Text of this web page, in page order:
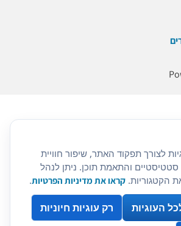
לצורך תפקוד האתר, שיפור חוויית
והתאמת תוכן. ניתן לנהל
הקטגוריות. קראו את מדיניות הפרטיות.
העוגיות רק עוגיות חיוניות